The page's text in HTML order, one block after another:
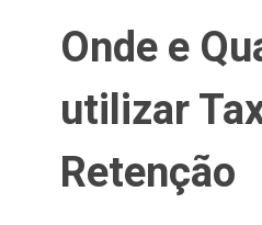
Onde e
utilizar
Retenção